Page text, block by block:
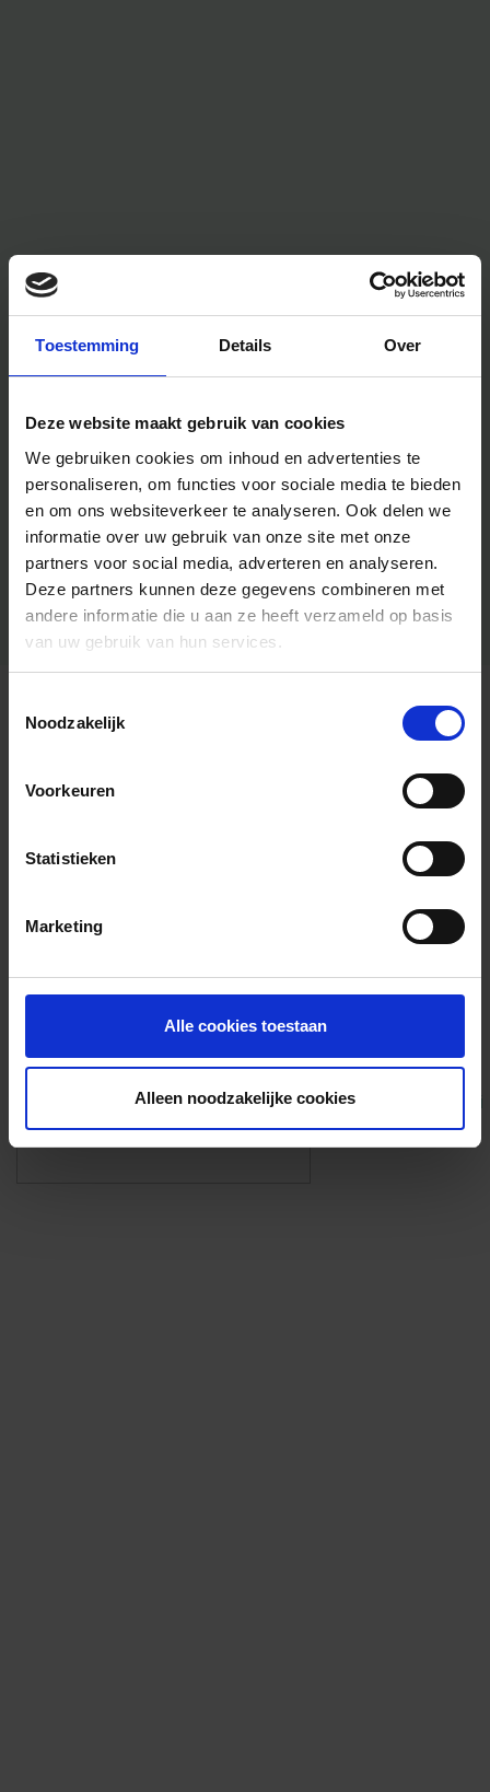
Toestemming Details Over
Deze website maakt gebruik van cookies
We gebruiken cookies om inhoud en advertenties te
personaliseren, om functies voor sociale media te bieden
en om ons websiteverkeer te analyseren. Ook delen we
informatie over uw gebruik van onze site met onze
partners voor social media, adverteren en analyseren.
Deze partners kunnen deze gegevens combineren met
andere informatie die u aan ze heeft verzameld op basis
van uw gebruik van hun services.
Noodzakelijk
Voorkeuren
Statistieken
Marketing
Alle cookies toestaan
Alleen noodzakelijke cookies
Algemene informatie
Foto’s ({{photos.length}})
Eigen foto’s